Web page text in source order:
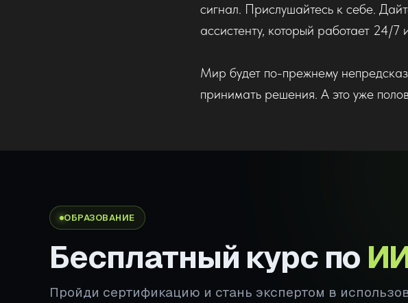
сигнал. Прислушайтесь к себе.
ассистенту, который работает 24/7
Мир будет по-прежнему
принимать решения. А это уже
ОБРАЗОВАНИЕ
Бесплатный курс по
Пройди сертификацию и стань экспертом в